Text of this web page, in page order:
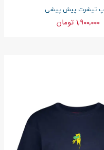
تیشرت پیش پیشی
۱,۹۰۰,۰۰۰ تومان